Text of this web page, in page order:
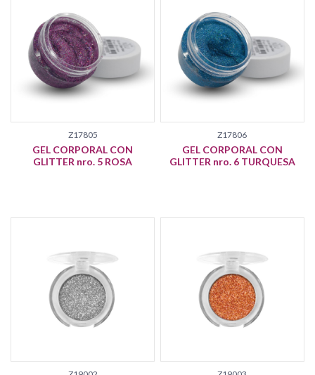
Z17805
GEL CORPORAL CON
GLITTER nro. 5 ROSA
Z17806
GEL CORPORAL CON
GLITTER nro. 6 TURQUESA